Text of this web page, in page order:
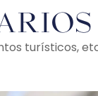
turísticos,